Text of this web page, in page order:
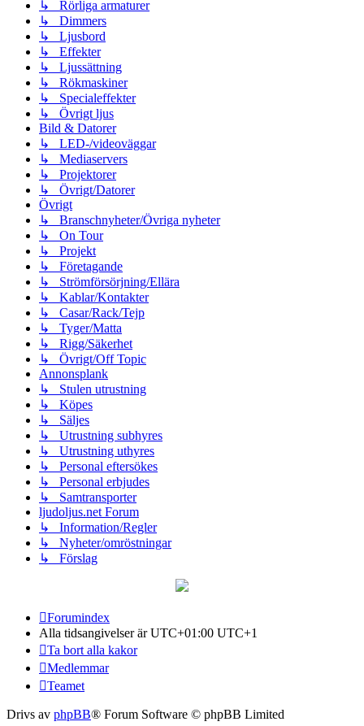
↳ Rörliga armaturer
↳ Dimmers
↳ Ljusbord
↳ Effekter
↳ Ljussättning
↳ Rökmaskiner
↳ Specialeffekter
↳ Övrigt ljus
Bild & Datorer
↳ LED-/videoväggar
↳ Mediaservers
↳ Projektorer
↳ Övrigt/Datorer
Övrigt
↳ Branschnyheter/Övriga nyheter
↳ On Tour
↳ Projekt
↳ Företagande
↳ Strömförsörjning/Ellära
↳ Kablar/Kontakter
↳ Casar/Rack/Tejp
↳ Tyger/Matta
↳ Rigg/Säkerhet
↳ Övrigt/Off Topic
Annonsplank
↳ Stulen utrustning
↳ Köpes
↳ Säljes
↳ Utrustning subhyres
↳ Utrustning uthyres
↳ Personal eftersökes
↳ Personal erbjudes
↳ Samtransporter
ljudoljus.net Forum
↳ Information/Regler
↳ Nyheter/omröstningar
↳ Förslag
Forumindex
Alla tidsangivelser är UTC+01:00 UTC+1
Ta bort alla kakor
Medlemmar
Teamet
Drivs av phpBB® Forum Software © phpBB Limited